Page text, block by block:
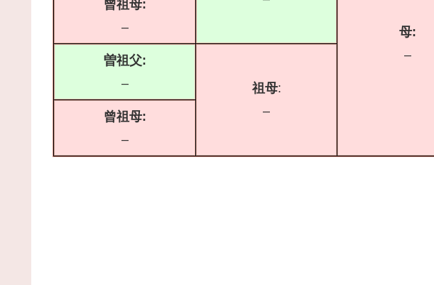
母:
–
曾祖母:
–
曽祖父:
–
祖母:
–
曾祖母:
–